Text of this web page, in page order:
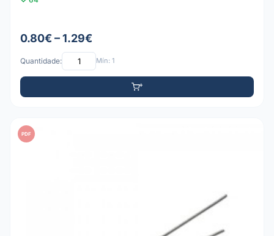
0.80€ – 1.29€
Quantidade: Mín: 1
PDF